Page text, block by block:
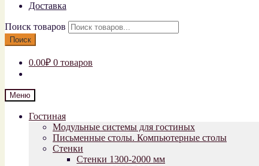
Доставка
Поиск товаров
Поиск
0.00₽ 0 товаров
Меню
Гостиная
Модульные системы для гостиных
Письменные столы. Компьютерные столы
Стенки
Стенки 1300-2000 мм